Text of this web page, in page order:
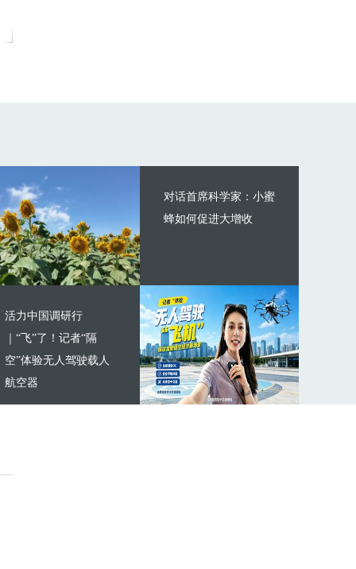
对话首席科学家：小蜜
蜂如何促进大增收
活力中国调研行
｜“飞”了！记者“隔
空”体验无人驾驶载人
航空器